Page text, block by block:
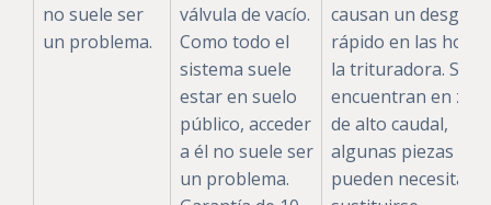
no suele ser
un problema.
válvula de vacío.
Como todo el
sistema suele
estar en suelo
público, acceder
a él no suele ser
un problema.
causan un
rápido en las hojas
la trituradora. Si se
encuentran en
de alto caudal,
algunas piezas
pueden necesitar